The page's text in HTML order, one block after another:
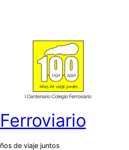
de viaje juntos